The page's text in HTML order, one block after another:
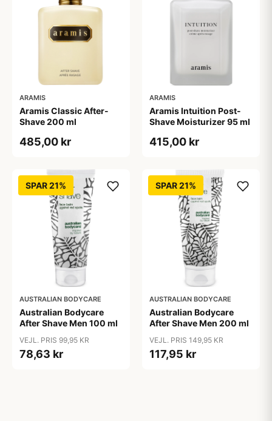
ARAMIS
Aramis Classic After-
Shave 200 ml
485,00 kr
ARAMIS
Aramis Intuition Post-
Shave Moisturizer 95 ml
415,00 kr
SPAR 21%
AUSTRALIAN BODYCARE
Australian Bodycare
After Shave Men 100 ml
VEJL. PRIS 99,95 KR
78,63 kr
SPAR 21%
AUSTRALIAN BODYCARE
Australian Bodycare
After Shave Men 200 ml
VEJL. PRIS 149,95 KR
117,95 kr